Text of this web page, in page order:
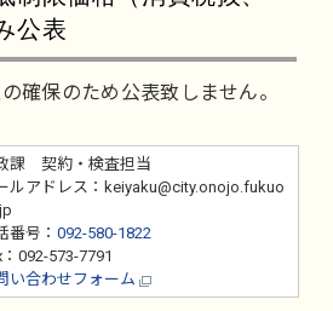
公表
確保のため公表致しません。
課 契約・検査担当
ルアドレス：keiyaku@city.onojo.fukuo
番号： 092-580-1822
092-573-7791
い合わせフォーム